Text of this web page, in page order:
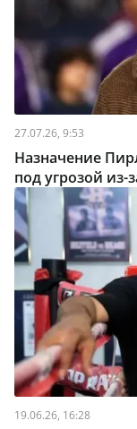
27.07.26, 9:53
Назначение
под угрозой из-
19.06.26, 16:28